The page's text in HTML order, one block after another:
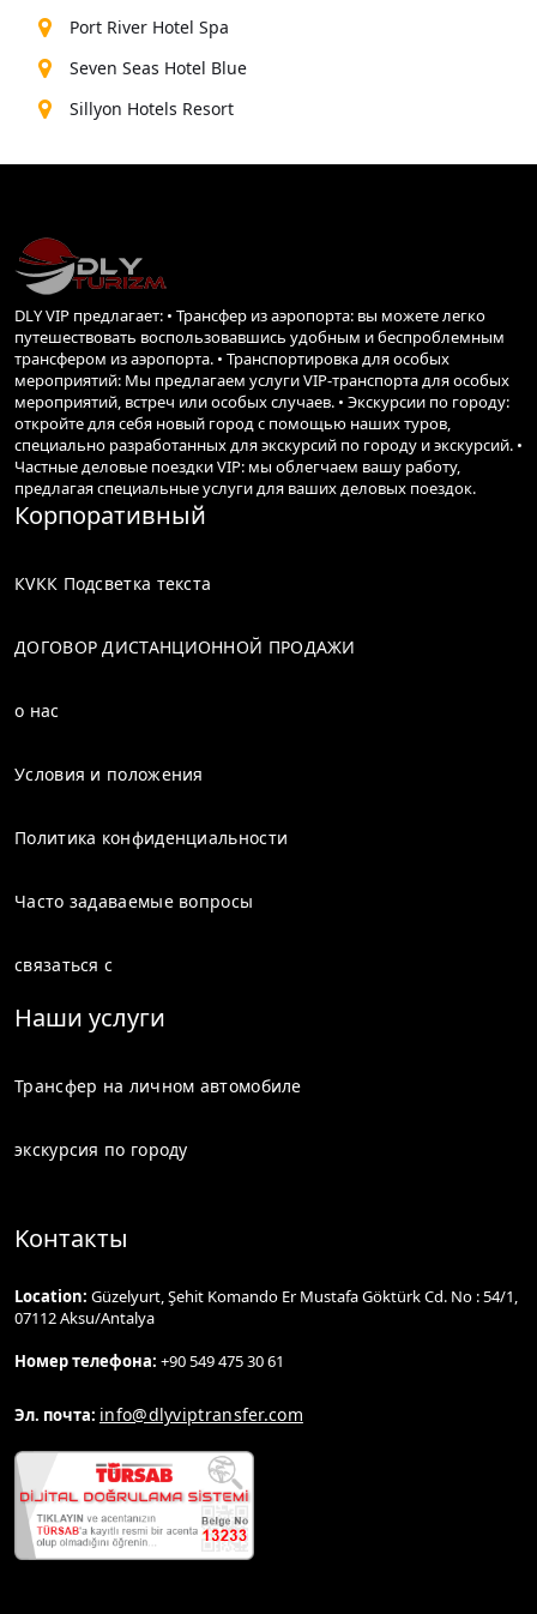
Port River Hotel Spa
Seven Seas Hotel Blue
Sillyon Hotels Resort
DLY VIP предлагает: • Трансфер из аэропорта: вы можете легко
путешествовать воспользовавшись удобным и беспроблемным
трансфером из аэропорта. • Транспортировка для особых
мероприятий: Мы предлагаем услуги VIP-транспорта для особых
мероприятий, встреч или особых случаев. • Экскурсии по городу:
откройте для себя новый город с помощью наших туров,
специально разработанных для экскурсий по городу и экскурсий. •
Частные деловые поездки VIP: мы облегчаем вашу работу,
предлагая специальные услуги для ваших деловых поездок.
Корпоративный
КVКК Подсветка текста
ДОГОВОР ДИСТАНЦИОННОЙ ПРОДАЖИ
о нас
Условия и положения
Политика конфиденциальности
Часто задаваемые вопросы
связаться с
Наши услуги
Трансфер на личном автомобиле
экскурсия по городу
Kонтакты
Location: Güzelyurt, Şehit Komando Er Mustafa Göktürk Cd. No : 54/1,
07112 Aksu/Antalya
Номер телефона: +90 549 475 30 61
Эл. почта: info@dlyviptransfer.com